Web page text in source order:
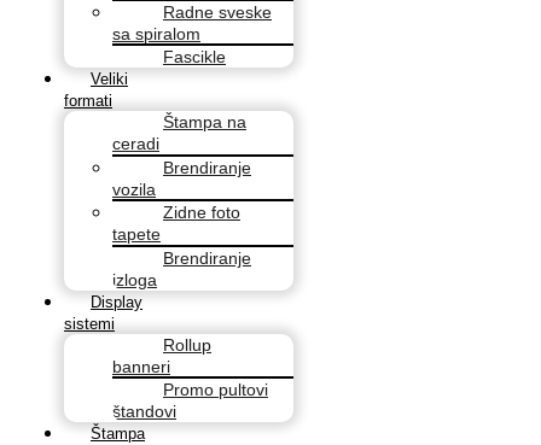
Radne sveske
sa spiralom
Fascikle
Veliki
formati
Štampa na
ceradi
Brendiranje
vozila
Zidne foto
tapete
Brendiranje
izloga
Display
sistemi
Rollup
banneri
Promo pultovi
štandovi
Štampa